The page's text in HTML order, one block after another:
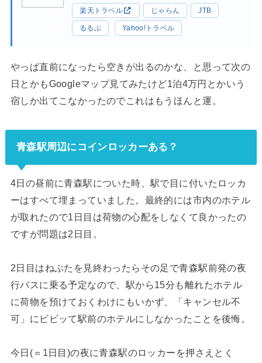
楽天トラベル じゃらん JTB
るるぶ Yahoo!トラベル
やっぱ直前になったら空きが出るのかな、と思って次の
日とかもGoogleマップ見てみたけど1泊4万円とかいう
宿しか出てこなかったのでこれはもうほんと運。
青森駅周辺にコインロッカーある？
4日の昼前に青森駅についた時、駅で目に付いたロッカ
ーはすべて埋まっていました。最終的には市内のホテル
が取れたので1日目は荷物の心配をしなくて良かったの
ですが問題は2日目。
2日目はねぶたを見終わったらその足で青森駅前発の夜
行バスに乗る予定なので、駅から15分も離れたホテル
に荷物を預けておくわけにもいかず、「キャンセル不
可」にビビッて駅前のホテルにしなかったことを後悔。
今日(＝1日目)の夜に青森駅のロッカーを押さえとく